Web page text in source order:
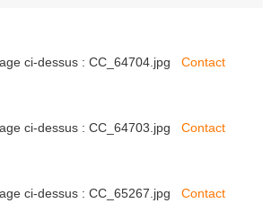
ci-dessus : CC_64704.jpg Contact
ci-dessus : CC_64703.jpg Contact
ci-dessus : CC_65267.jpg Contact